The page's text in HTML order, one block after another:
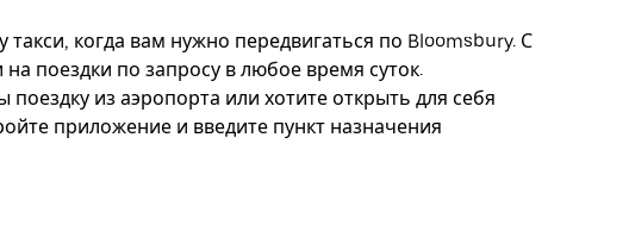
такси, когда вам нужно передвигаться по Bloomsbury. С
поездки по запросу в любое время суток.
поездку из аэропорта или хотите открыть для себя
приложение и введите пункт назначения